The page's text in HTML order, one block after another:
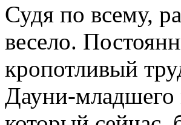
Судя по всему,
весело.
кропотливый
Дауни-младшего